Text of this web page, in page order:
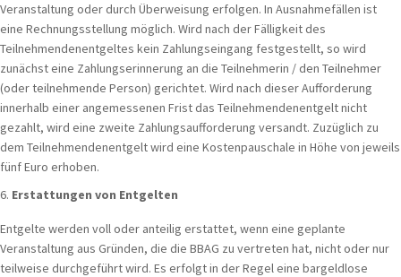
Veranstaltung oder durch Überweisung erfolgen. In Ausnahmefällen ist
eine Rechnungsstellung möglich. Wird nach der Fälligkeit des
Teilnehmendenentgeltes kein Zahlungseingang festgestellt, so wird
zunächst eine Zahlungserinnerung an die Teilnehmerin / den Teilnehmer
(oder teilnehmende Person) gerichtet. Wird nach dieser Aufforderung
innerhalb einer angemessenen Frist das Teilnehmendenentgelt nicht
gezahlt, wird eine zweite Zahlungsaufforderung versandt. Zuzüglich zu
dem Teilnehmendenentgelt wird eine Kostenpauschale in Höhe von jeweils
fünf Euro erhoben.
Erstattungen von Entgelten
Entgelte werden voll oder anteilig erstattet, wenn eine geplante
Veranstaltung aus Gründen, die die BBAG zu vertreten hat, nicht oder nur
teilweise durchgeführt wird. Es erfolgt in der Regel eine bargeldlose